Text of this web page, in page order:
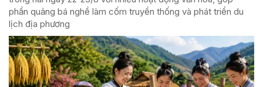
phần quảng bá nghề làm cốm truyền thống và phát triển du
lịch địa phương